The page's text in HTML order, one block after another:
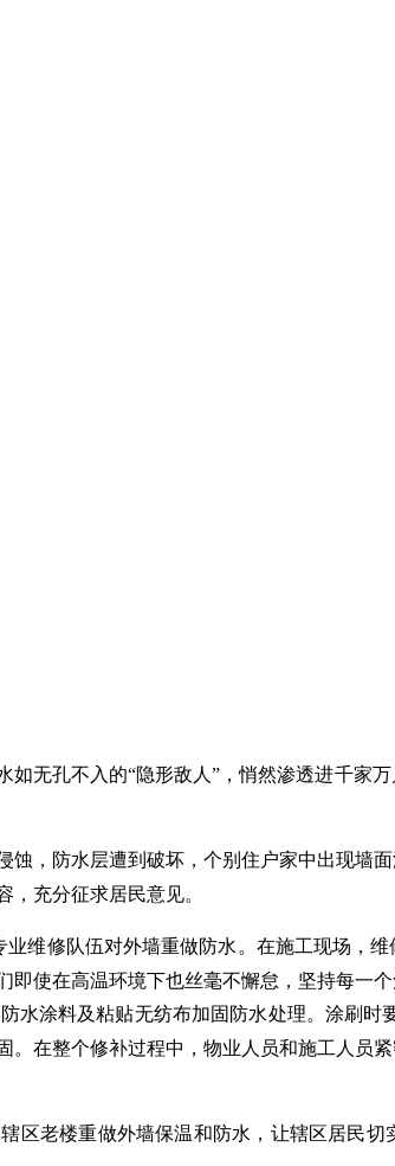
无孔不入的“隐形敌人”，悄然渗透进千家
蚀，防水层遭到破坏，个别住户家中出现墙
，充分征求居民意见。
业维修队伍对外墙重做防水。在施工现场，
使在高温环境下也丝毫不懈怠，坚持每一
涂料及粘贴无纺布加固防水处理。涂刷
在整个修补过程中，物业人员和施工人员
区老楼重做外墙保温和防水，让辖区居民